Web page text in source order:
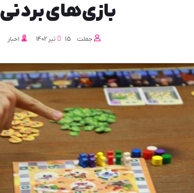
بازی‌های بردنی
جملت 15 تیر 1402 اخبار